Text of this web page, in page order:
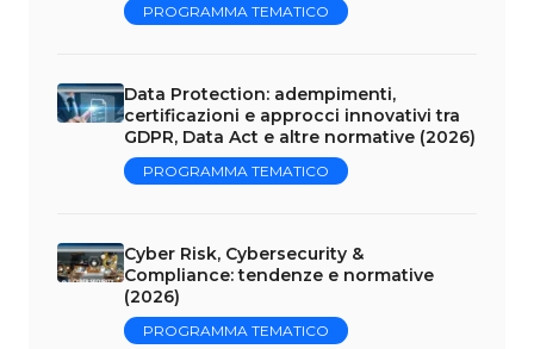
PROGRAMMA TEMATICO
Data Protection: adempimenti,
certificazioni e approcci innovativi tra
GDPR, Data Act e altre normative (2026)
PROGRAMMA TEMATICO
Cyber Risk, Cybersecurity &
Compliance: tendenze e normative
(2026)
PROGRAMMA TEMATICO